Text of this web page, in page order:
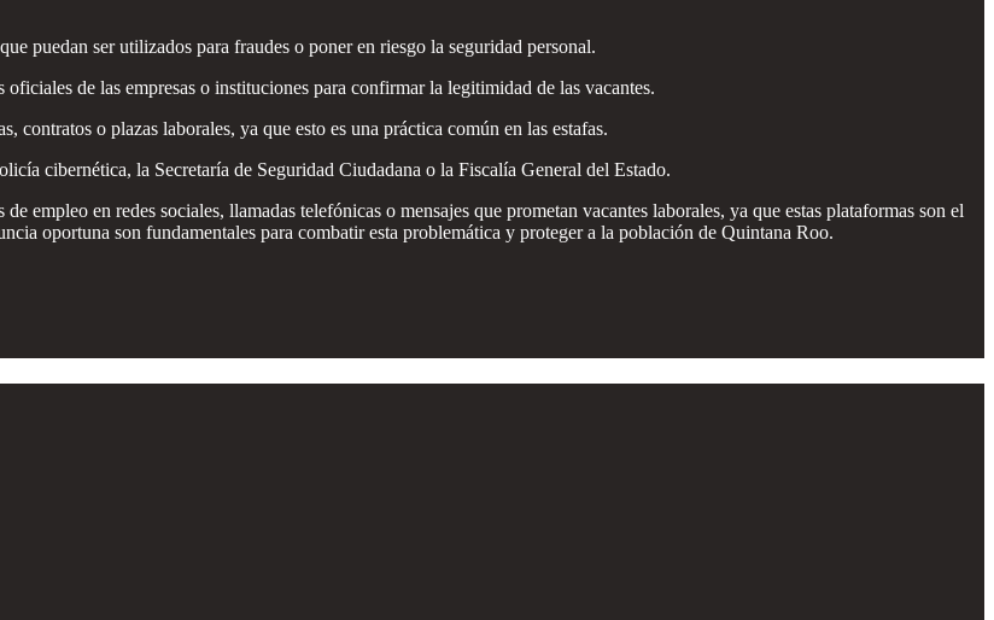
puedan ser utilizados para fraudes o poner en riesgo la seguridad personal.
oficiales de las empresas o instituciones para confirmar la legitimidad de las vacantes.
contratos o plazas laborales, ya que esto es una práctica común en las estafas.
cibernética, la Secretaría de Seguridad Ciudadana o la Fiscalía General del Estado.
empleo en redes sociales, llamadas telefónicas o mensajes que prometan vacantes laborales, ya que estas plataformas son el
oportuna son fundamentales para combatir esta problemática y proteger a la población de Quintana Roo.